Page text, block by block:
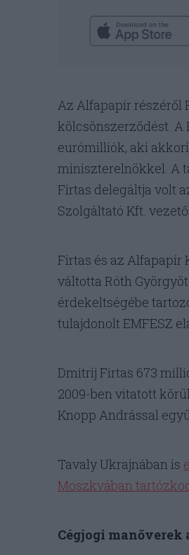
Az Alfapapír részéről
kölcsönszerződést.
eurómilliók, aki
miniszterelnökkel. A
Firtas delegáltja volt
Szolgáltató Kft.
Firtas és az Alfapapír
váltotta Róth
érdekeltségébe
tulajdonolt EMFESZ
Dmitrij Firtas 673
2009-ben vitatott
Knopp Andrással
Tavaly Ukrajnában is
Moszkvában
Cégjogi